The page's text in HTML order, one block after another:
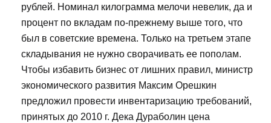
рублей. Номинал килограмма мелочи невелик, да и
процент по вкладам по-прежнему выше того, что
был в советские времена. Только на третьем этапе
складывания не нужно сворачивать ее пополам.
Чтобы избавить бизнес от лишних правил, министр
экономического развития Максим Орешкин
предложил провести инвентаризацию требований,
принятых до 2010 г. Дека Дураболин цена